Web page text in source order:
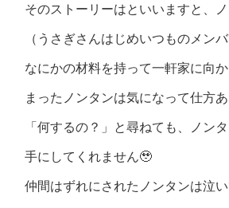
そのストーリーはといいますと、
（うさぎさんはじめいつものメン
なにかの材料を持って一軒家に向
まったノンタンは気になって仕方あ
「何するの？」と尋ねても、ノン
手にしてくれません🥹
仲間はずれにされたノンタンは泣い